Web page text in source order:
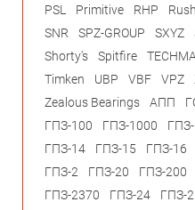
PSL
Primitive RHP Rush
SNR
SPZ-GROUP SXYZ
Shorty's
Spitfire
Timken
UBP VBF VPZ
Zealous Bearings
АПП
ГПЗ-100
ГПЗ-1000 ГПЗ-
ГПЗ-14
ГПЗ-15 ГПЗ-16
ГПЗ-2
ГПЗ-20 ГПЗ-200
ГПЗ-2370
ГПЗ-24 ГПЗ-